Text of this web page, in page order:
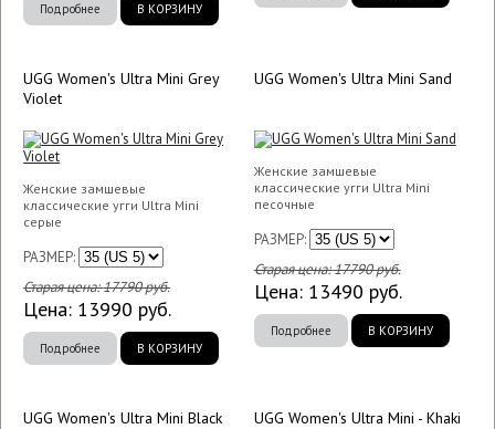
Подробнее В КОРЗИНУ
UGG Women's Ultra Mini Grey
Violet
Женские замшевые
классические угги Ultra Mini
серые
РАЗМЕР:
Старая цена:17790руб.
Цена: 13990 руб.
Подробнее В КОРЗИНУ
UGG Women's Ultra Mini Sand
Женские замшевые
классические угги Ultra Mini
песочные
РАЗМЕР:
Старая цена:17790руб.
Цена: 13490 руб.
Подробнее В КОРЗИНУ
UGG Women's Ultra Mini Black UGG Women's Ultra Mini - Khaki